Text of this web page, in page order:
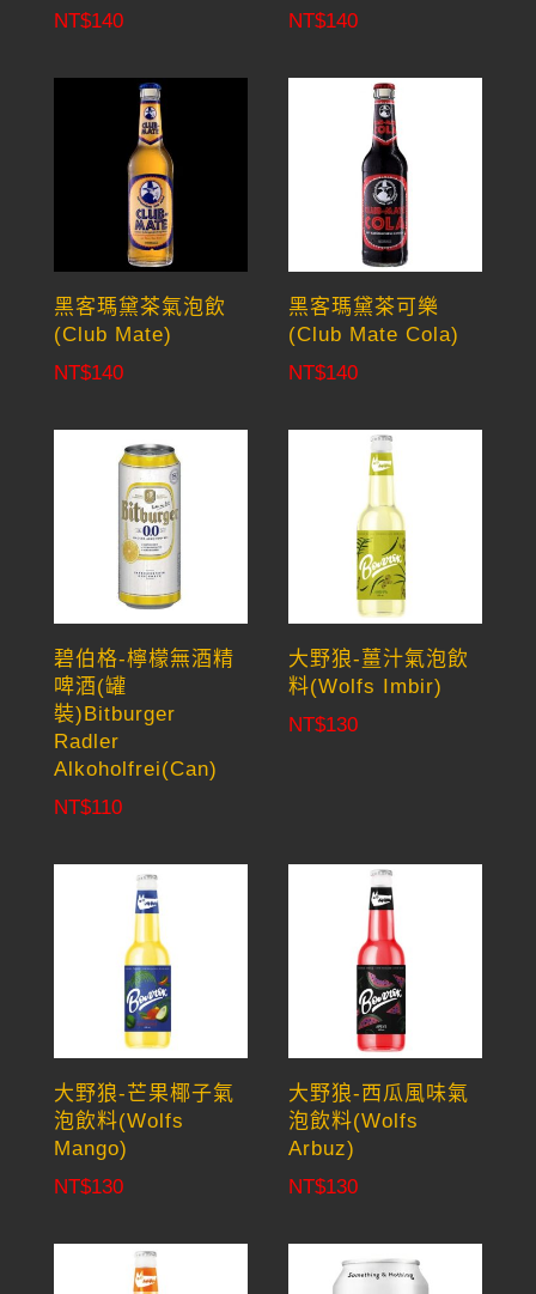
NT$140
NT$140
黑客瑪黛茶氣泡飲
(Club Mate)
NT$140
黑客瑪黛茶可樂
(Club Mate Cola)
NT$140
碧伯格-檸檬無酒精
啤酒(罐
裝)Bitburger
Radler
Alkoholfrei(Can)
NT$110
大野狼-薑汁氣泡飲
料(Wolfs Imbir)
NT$130
大野狼-芒果椰子氣
泡飲料(Wolfs
Mango)
NT$130
大野狼-西瓜風味氣
泡飲料(Wolfs
Arbuz)
NT$130